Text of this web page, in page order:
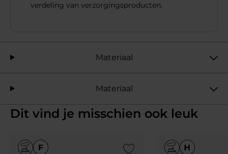
verdeling van verzorgingsproducten.
Materiaal
Materiaal
Dit vind je misschien ook leuk
Add to Wishlist